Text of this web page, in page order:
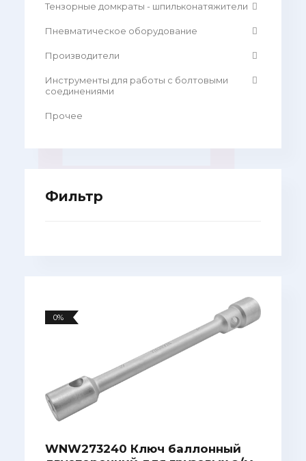
Тензорные домкраты - шпильконатяжители
Пневматическое оборудование
Производители
Инструменты для работы с болтовыми
соединениями
Прочее
Фильтр
0%
WNW273240 Ключ баллонный